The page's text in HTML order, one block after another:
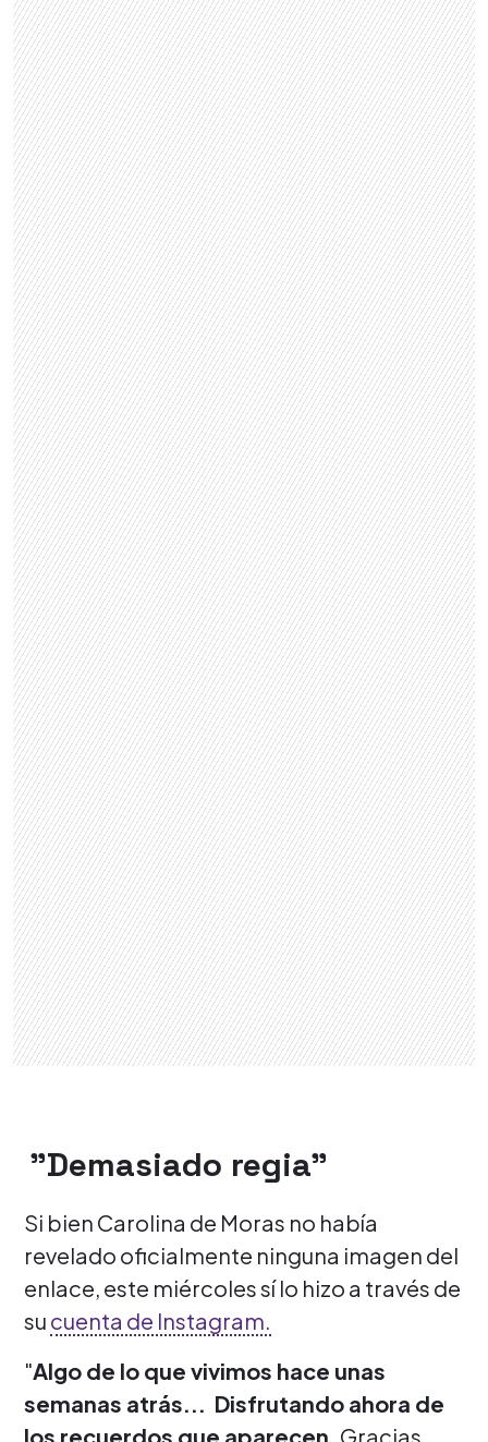
"Demasiado regia"
Si bien Carolina de Moras no había
revelado oficialmente ninguna imagen del
enlace, este miércoles sí lo hizo a través de
su cuenta de Instagram.
"Algo de lo que vivimos hace unas
semanas atrás... Disfrutando ahora de
los recuerdos que aparecen. Gracias